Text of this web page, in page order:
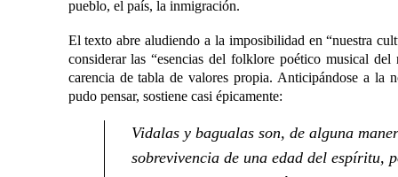
pueblo, el país, la inmigración.
El texto abre aludiendo a la imposibilidad en “nuestra
considerar las “esencias del folklore poético musical
carencia de tabla de valores propia. Anticipándose a la
pudo pensar, sostiene casi épicamente:
Vidalas y bagualas son, de alguna
sobrevivencia de una edad del espíritu,